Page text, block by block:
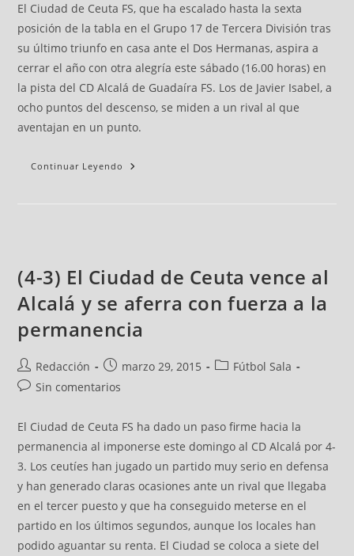
El Ciudad de Ceuta FS, que ha escalado hasta la sexta
posición de la tabla en el Grupo 17 de Tercera División tras
su último triunfo en casa ante el Dos Hermanas, aspira a
cerrar el año con otra alegría este sábado (16.00 horas) en
la pista del CD Alcalá de Guadaíra FS. Los de Javier Isabel, a
ocho puntos del descenso, se miden a un rival al que
aventajan en un punto.
Continuar Leyendo
(4-3) El Ciudad de Ceuta vence al
Alcalá y se aferra con fuerza a la
permanencia
Redacción marzo 29, 2015
Fútbol Sala
Sin comentarios
El Ciudad de Ceuta FS ha dado un paso firme hacia la
permanencia al imponerse este domingo al CD Alcalá por 4-
3. Los ceutíes han jugado un partido muy serio en defensa
y han generado claras ocasiones ante un rival que llegaba
en el tercer puesto y que ha conseguido meterse en el
partido en los últimos segundos, aunque los locales han
podido aguantar su renta. El Ciudad se coloca a siete del